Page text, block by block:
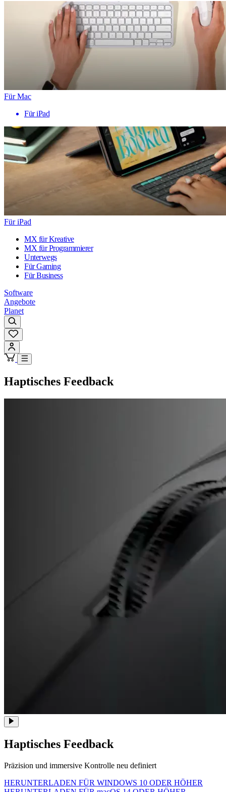
Für Mac
Für iPad
Für iPad
MX für Kreative
MX für Programmierer
Unterwegs
Für Gaming
Für Business
Software
Angebote
Planet
Haptisches Feedback
Haptisches Feedback
Präzision und immersive Kontrolle neu definiert
HERUNTERLADEN FÜR WINDOWS 10 ODER HÖHER